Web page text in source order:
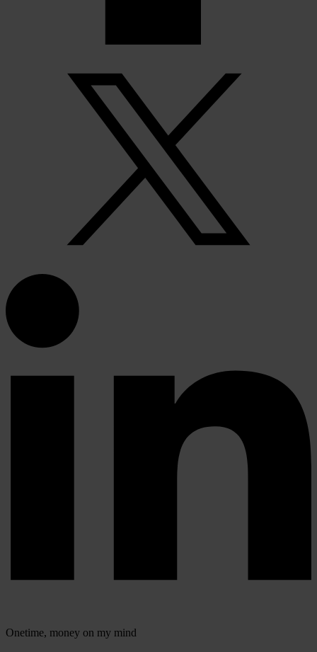
Onetime, money on my mind